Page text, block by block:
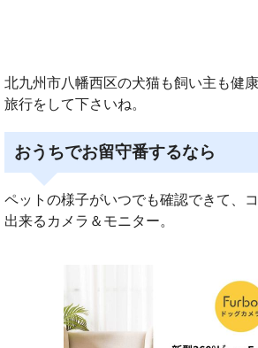
北九州市八幡西区の犬猫も飼い主も健
旅行をして下さいね。
おうちでお留守番するなら
ペットの様子がいつでも確認できて、
出来るカメラ＆モニター。